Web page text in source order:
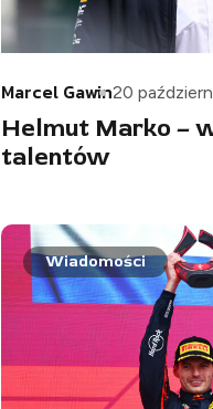
Marcel Gawin20
Helmut Marko –
talentów
Wiadomości